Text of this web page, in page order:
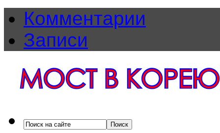
Комментарии
Записи